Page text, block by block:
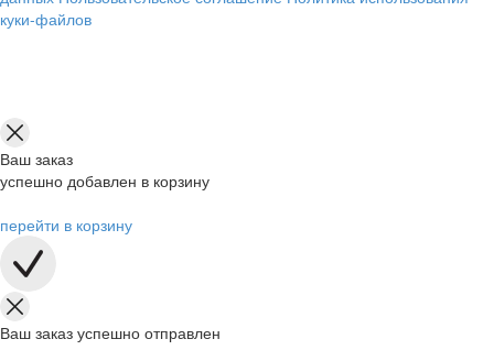
куки-файлов
Ваш заказ
успешно добавлен в корзину
перейти в корзину
Ваш заказ успешно отправлен